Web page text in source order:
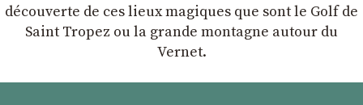
découverte de ces lieux magiques que sont le Golf de
Saint Tropez ou la grande montagne autour du
Vernet.